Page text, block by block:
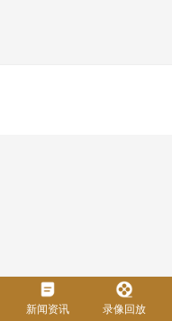
新闻资讯 录像回放